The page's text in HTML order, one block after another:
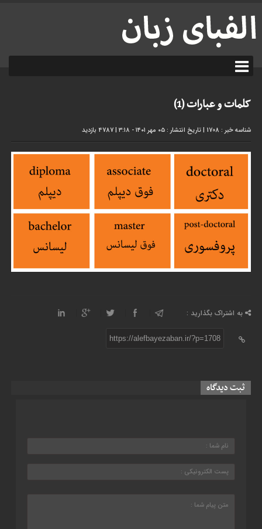
کلمات و عبارات (1)
شناسه خبر : 1708 |تاریخ انتشار : ۰۵ مهر ۱۴۰۱ - ۳:۱۸ |4787 بازدید
به اشتراک بگذارید :
https://alefbayezaban.ir/?p=1708
ثبت دیدگاه